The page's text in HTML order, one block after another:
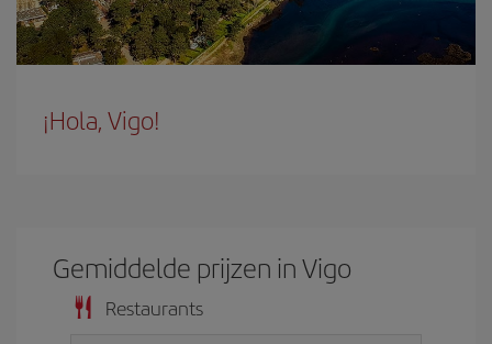
¡Hola, Vigo!
Gemiddelde prijzen in Vigo
Restaurants